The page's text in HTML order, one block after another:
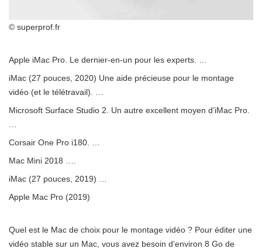
© superprof.fr
Apple iMac Pro. Le dernier-en-un pour les experts. …
iMac (27 pouces, 2020) Une aide précieuse pour le montage
vidéo (et le télétravail). …
Microsoft Surface Studio 2. Un autre excellent moyen d’iMac Pro.
Corsair One Pro i180. …
Mac Mini 2018 ….
iMac (27 pouces, 2019) …
Apple Mac Pro (2019)
Quel est le Mac de choix pour le montage vidéo ? Pour éditer une
vidéo stable sur un Mac, vous avez besoin d’environ 8 Go de